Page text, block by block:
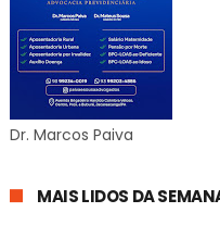
Dr. Marcos Paiva
MAIS LIDOS DA